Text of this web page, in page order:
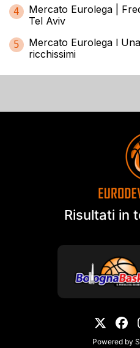
4
Mercato Eurolega |
Tel Aviv
5
Mercato Eurolega l
ricchissimi
Risultati in
Powered by